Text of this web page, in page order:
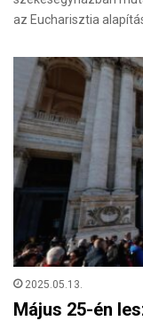
az Eucharisztia
2025.05.13.
Május 25-én